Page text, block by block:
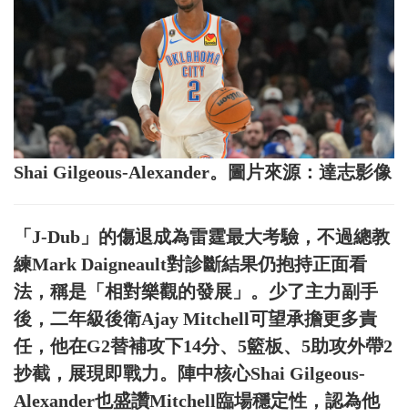
Shai Gilgeous-Alexander。圖片來源：達志影像
「J-Dub」的傷退成為雷霆最大考驗，不過總教
練Mark Daigneault對診斷結果仍抱持正面看
法，稱是「相對樂觀的發展」。少了主力副手
後，二年級後衛Ajay Mitchell可望承擔更多責
任，他在G2替補攻下14分、5籃板、5助攻外帶2
抄截，展現即戰力。陣中核心Shai Gilgeous-
Alexander也盛讚Mitchell臨場穩定性，認為他